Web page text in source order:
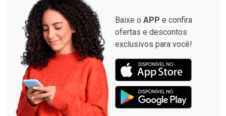
Baixe o APP e confira
ofertas e descontos
exclusivos para você!